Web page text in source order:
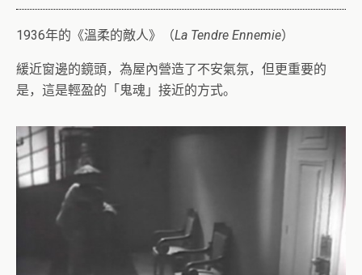
1936年的《溫柔的敵人》（La Tendre Ennemie）
緩近窗邊的鏡頭，為屋內營造了不安氣氛，但更重要的
是，這是輕盈的「鬼魂」接近的方式。